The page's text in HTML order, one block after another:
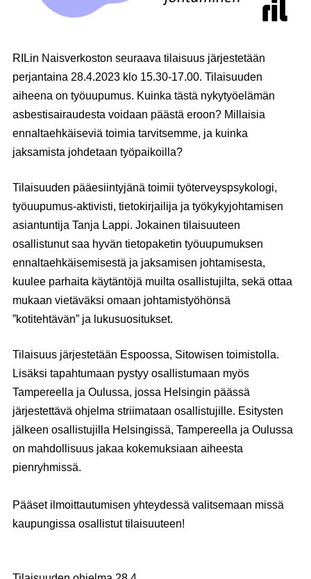
RILin Naisverkoston seuraava tilaisuus järjestetään
perjantaina 28.4.2023 klo 15.30-17.00. Tilaisuuden
aiheena on työuupumus. Kuinka tästä nykytyöelämän
asbestisairaudesta voidaan päästä eroon? Millaisia
ennaltaehkäiseviä toimia tarvitsemme, ja kuinka
jaksamista johdetaan työpaikoilla?
Tilaisuuden pääesiintyjänä toimii työterveyspsykologi,
työuupumus-aktivisti, tietokirjailija ja työkykyjohtamisen
asiantuntija Tanja Lappi. Jokainen tilaisuuteen
osallistunut saa hyvän tietopaketin työuupumuksen
ennaltaehkäisemisestä ja jaksamisen johtamisesta,
kuulee parhaita käytäntöjä muilta osallistujilta, sekä ottaa
mukaan vietäväksi omaan johtamistyöhönsä
”kotitehtävän” ja lukusuositukset.
Tilaisuus järjestetään Espoossa, Sitowisen toimistolla.
Lisäksi tapahtumaan pystyy osallistumaan myös
Tampereella ja Oulussa, jossa Helsingin päässä
järjestettävä ohjelma striimataan osallistujille. Esitysten
jälkeen osallistujilla Helsingissä, Tampereella ja Oulussa
on mahdollisuus jakaa kokemuksiaan aiheesta
pienryhmissä.
Pääset ilmoittautumisen yhteydessä valitsemaan missä
kaupungissa osallistut tilaisuuteen!